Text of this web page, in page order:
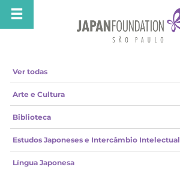
Ver todas
Arte e Cultura
Biblioteca
Estudos Japoneses e Intercâmbio Intelectual
Língua Japonesa